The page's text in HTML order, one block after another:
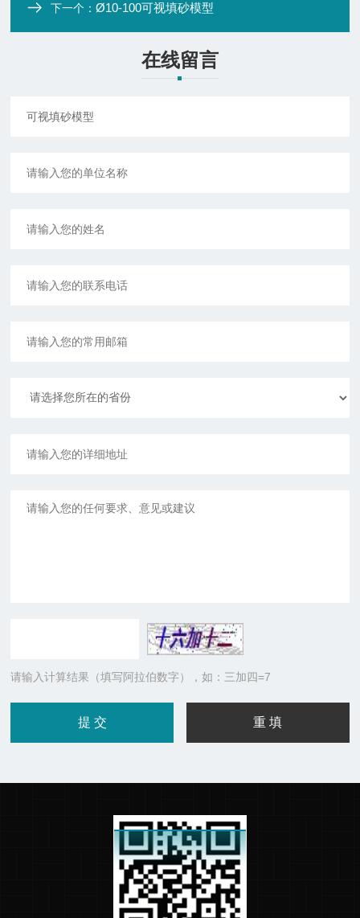
下一个：Ø10-100可视填砂模型
在线留言
请输入计算结果（填写阿拉伯数字），如：三加四=7